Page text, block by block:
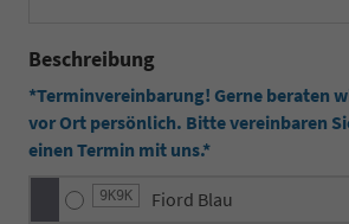
Beschreibung
*Terminvereinbarung! Gerne beraten
vor Ort persönlich. Bitte vereinbaren
einen Termin mit uns.*
9K9K Fiord Blau